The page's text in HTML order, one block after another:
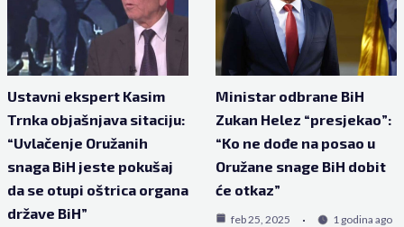
Ustavni ekspert Kasim
Trnka objašnjava sitaciju:
“Uvlačenje Oružanih
snaga BiH jeste pokušaj
da se otupi oštrica organa
države BiH”
Ministar odbrane BiH
Zukan Helez “presjekao”:
“Ko ne dođe na posao u
Oružane snage BiH dobit
će otkaz”
feb 25, 2025 1 godina ago